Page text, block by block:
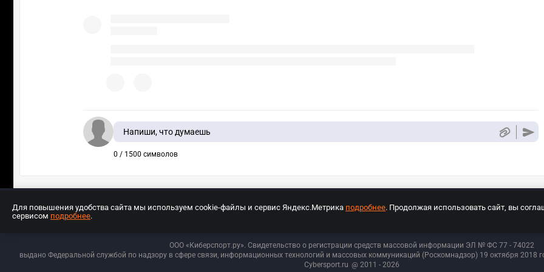
Напиши, что думаешь
0 / 1500 символов
ООО «Киберспорт.ру». Свидетельство о регистрации средств массовой информации ЭЛ № ФС 77 - 74022
выдано Федеральной службой по надзору в сфере связи, информационных технологий и массовых коммуникаций (Роскомнадзор) 19 октября 2018
Cybersport.ru @ 2011 - 2026
Для повышения удобства сайта мы используем cookie-файлы и сервис Яндекс.Метрика подробнее. Продолжая использовать сайт, вы
сервисом подробнее.